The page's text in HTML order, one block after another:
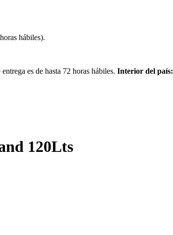
hábiles).
es de hasta 72 horas hábiles. Interior del país:
120Lts